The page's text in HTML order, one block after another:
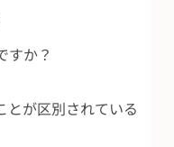
すか？
とが区別されている